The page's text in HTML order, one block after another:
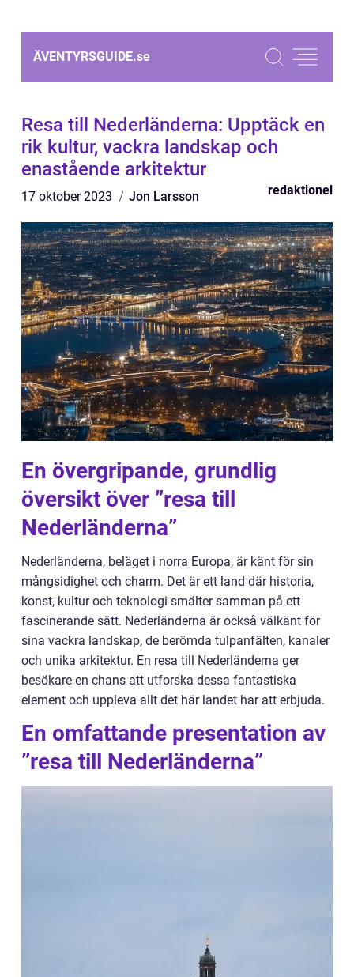
ÄVENTYRSGUIDE.se
Resa till Nederländerna: Upptäck en
rik kultur, vackra landskap och
enastående arkitektur
17 oktober 2023 Jon Larsson redaktionel
En övergripande, grundlig
översikt över ”resa till
Nederländerna”
Nederländerna, beläget i norra Europa, är känt för sin
mångsidighet och charm. Det är ett land där historia,
konst, kultur och teknologi smälter samman på ett
fascinerande sätt. Nederländerna är också välkänt för
sina vackra landskap, de berömda tulpanfälten, kanaler
och unika arkitektur. En resa till Nederländerna ger
besökare en chans att utforska dessa fantastiska
element och uppleva allt det här landet har att erbjuda.
En omfattande presentation av
”resa till Nederländerna”